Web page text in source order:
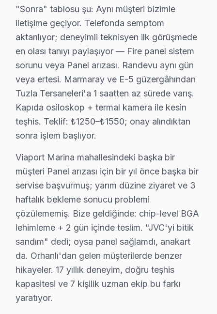
söz konusu model güvenilirliği standartlarında JVC
JVC TV Teknik Rehberi: Panel, Teşhis ve
JVC televizyonlarınızın tamir ve bakımında Tuzla
Neden Tuzla'de JVC teknik desteği Tercih
Tuzla JVC TV Ekran Anakart Profesyonel Servis ve Tamir
Tuzla'da JVC ekran'niz bozulduğunda aklınıza
• Tuzla'de 25+ sertifikalı teknisyen JVC televizyon
• Tuzla'de sadece orijinal parça kullanıyoruz.
• Osiloskop, ESR ölçer, termal kamera ile teşhis
Bir de şu var:, Tuzla Tersaneleri, Viaport Marina,
Tuzla JVC TV Yerleştirme ve Bağlantı Hizmeti
Yeni bir JVC televizyon aldıysanız, Tuzla'da
Sunduğumuz kurulum seçenekleri:
• Tuzla'de tek veya çift ekran kurulumu (ev/ofis)
• Tuzla servisimizde duvar tipi braket seçimi ve
• Tuzla'de ses sistemi entegrasyonu (soundbar, ev
• Tuzla servisimizde uydu/kablo alıcısı bağlantısı ve
"Sonra" tablosu şu: Aynı müşteri bizimle
iletişime geçiyor. Telefonda semptom
aktarılıyor; deneyimli teknisyen ilk görüşmede
en olası tanıyı paylaşıyor — Fire panel sistem
sorunu veya Panel arızası. Randevu aynı gün
veya ertesi. Marmaray ve E-5 güzergâhından
Tuzla Tersaneleri'a 1 saatten az sürede varış.
Kapıda osiloskop + termal kamera ile kesin
teşhis. Teklif: ₺1250–₺1550; onay alındıktan
sonra işlem başlıyor.
Viaport Marina mahallesindeki başka bir
müşteri Panel arızası için bir yıl önce başka bir
servise başvurmuş; yarım düzine ziyaret ve 3
haftalık bekleme sonucu problemi
çözülememiş. Bize geldiğinde: chip-level BGA
lehimleme + 2 gün içinde teslim. "JVC'yi bitik
sandım" dedi; oysa panel sağlamdı, anakart
da. Orhanlı'dan gelen müşterilerde benzer
hikayeler. 17 yıllık deneyim, doğru teşhis
kapasitesi ve 7 kişilik uzman ekip bu farkı
yaratıyor.